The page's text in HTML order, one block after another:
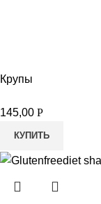
Крупы
145,00 Р
КУПИТЬ